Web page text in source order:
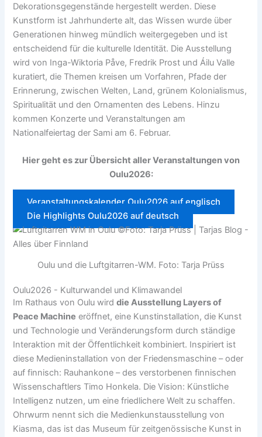
Dekorationsgegenstände hergestellt werden. Diese
Kunstform ist Jahrhunderte alt, das Wissen wurde über
Generationen hinweg mündlich weitergegeben und ist
entscheidend für die kulturelle Identität. Die Ausstellung
wird von Inga-Wiktoria Påve, Fredrik Prost und Áilu Valle
kuratiert, die Themen kreisen um Vorfahren, Pfade der
Erinnerung, zwischen Welten, Land, grünem Kolonialismus,
Spiritualität und den Ornamenten des Lebens. Hinzu
kommen Konzerte und Veranstaltungen am
Nationalfeiertag der Sami am 6. Februar.
Hier geht es zur Übersicht aller Veranstaltungen von
Oulu2026:
Veranstaltungskalender Oulu2026 auf englisch
Die Highlights Oulu2026 auf deutsch
Oulu und die Luftgitarren-WM. Foto: Tarja Prüss
Oulu2026 - Kulturwandel und Klimawandel
Im Rathaus von Oulu wirddie Ausstellung Layers of
Peace Machine eröffnet, eine Kunstinstallation, die Kunst
und Technologie und Veränderungsform durch ständige
Interaktion mit der Öffentlichkeit kombiniert. Inspiriert ist
diese Medieninstallation von der Friedensmaschine – oder
auf finnisch: Rauhankone – des verstorbenen finnischen
Wissenschaftlers Timo Honkela. Die Vision: Künstliche
Intelligenz nutzen, um eine friedlichere Welt zu schaffen.
Ohrwurm nennt sich die Medienkunstausstellung von
Kiasma, das ist das Museum für zeitgenössische Kunst in